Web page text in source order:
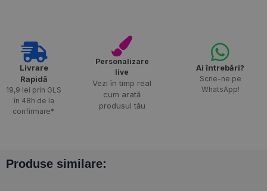
Livrare
Rapidă​
19,9 lei prin GLS
în 48h de la
confirmare*
Personalizare
live
Vezi în timp real
cum arată
produsul tău
Ai întrebări?
Scrie-ne pe
WhatsApp!
Produse similare: